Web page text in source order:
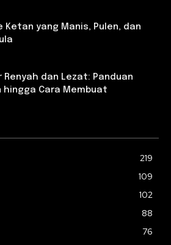
Ketan yang Manis, Pulen, dan
Renyah dan Lezat: Panduan
hingga Cara Membuat
219
109
102
88
76